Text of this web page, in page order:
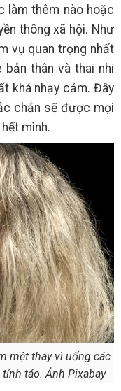
làm thêm nào hoặc
thông xã hội. Như
vụ quan trọng nhất
thân và thai nhi
khá nhạy cảm. Đây
chắn sẽ được mọi
mình.
mệt thay vì uống các
táo. Ảnh Pixabay